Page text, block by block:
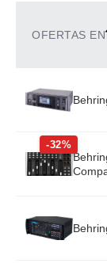
OFERTAS EN
-32%